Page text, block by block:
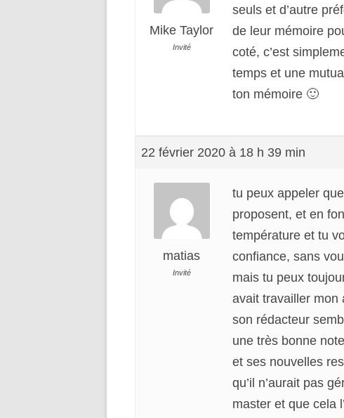
Mike Taylor
Invité
seuls et d’autre
de leur mémoire
coté, c’est
temps et une
ton mémoire 🙂
22 février 2020 à 18 h 39 min
matias
Invité
tu peux appeler
proposent, et en
température et tu
confiance, sans
mais tu peux
avait travailler mon
son rédacteur
une très bonne
et ses nouvelles
qu’il n’aurait pas
master et que cela